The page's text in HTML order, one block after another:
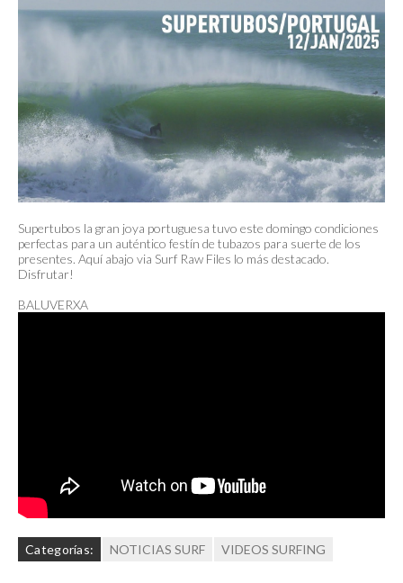
Supertubos la gran joya portuguesa tuvo este domingo condiciones
perfectas para un auténtico festín de tubazos para suerte de los
presentes. Aquí abajo via Surf Raw Files lo más destacado.
Disfrutar!
BALUVERXA
Categorías: NOTICIAS SURF VIDEOS SURFING